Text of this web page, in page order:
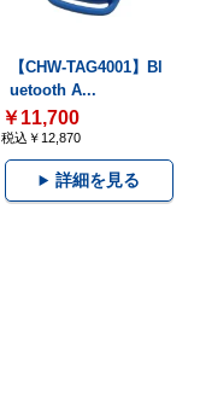
【CHW-TAG4001】Bl
uetooth A...
￥11,700
税込￥12,870
詳細を見る